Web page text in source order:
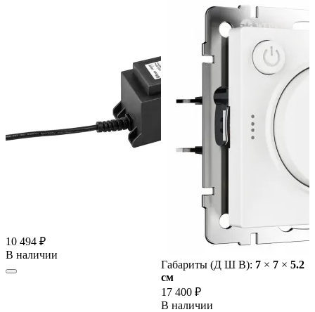
10 494 ₽
В наличии
Габариты (Д Ш В): 7 × 7 × 5.2
cм
17 400 ₽
В наличии